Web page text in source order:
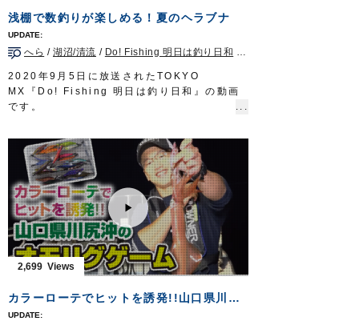
タックル
ロッド：ジギングロッド 6ft3in
リール：4000番クラス中型スピニングリール
メインライン：PE 2号
リーダー：ナイロン 6号2m + フロロ 12号
ジグヘッド：虫ヘッドパワー 3g
OWNERMOVIE http://ownertv.jp/
オーナーばりwebsite
http://www.owner.co.jp
浅棚で数釣りが楽しめる！夏のヘラブナ
へら /湖沼/清流 / Do! Fishing 明日は釣り日和
2020年9月5日に放送されたTOKYO
MX『Do! Fishing 明日は釣り日和』の動画
です。
のゲームフィッシングであるヘラブナ釣り
は、ビギナーからベテランまで誰もが楽しめ
る釣りとして人気。
一見、のんびりしている様に見えるヘラブナ
釣りですが、実際はとてもエキサイティン
グ。
今回はトップトーナメンターの岡田清さんが
神奈川県の厚木へら鮒センターで、管理釣り
場での楽しみ方をご紹介いたします。
■使用製品
ザイト・白の道糸
スズ バラサ
2,699
カラーローテでヒットを誘発!!山口県川尻沖のオモリグゲーム